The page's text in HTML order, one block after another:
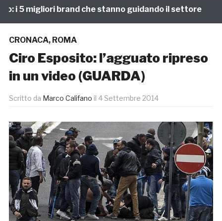
i 5 migliori brand che stanno guidando il settore
CRONACA, ROMA
Ciro Esposito: l’agguato ripreso
in un video (GUARDA)
Scritto da Marco Califano il 4 Settembre 2014